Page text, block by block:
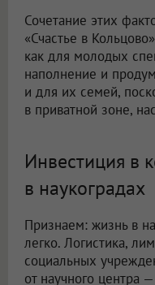
Сочетание этих
«Счастье в
как для молодых
наполнение и
и для их семей,
в приватной зоне,
Инвестиция в
в наукоградах
Признаем: жизнь в
легко. Логистика,
социальных
от научного центра